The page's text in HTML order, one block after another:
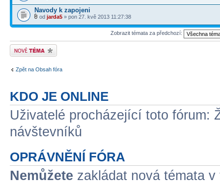
Navody k zapojeni
od jarda5 » pon 27. kvě 2013 11:27:38
Zobrazit témata za předchozí:
Odeslat nové téma
Zpět na Obsah fóra
KDO JE ONLINE
Uživatelé procházející toto fórum:
návštevníků
OPRÁVNĚNÍ FÓRA
Nemůžete zakládat nová témata v